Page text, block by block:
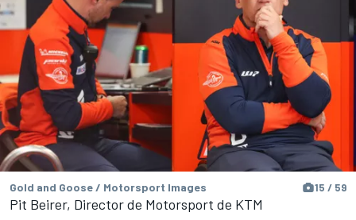
Gold and Goose / Motorsport Images 15 / 59
Pit Beirer, Director de Motorsport de KTM